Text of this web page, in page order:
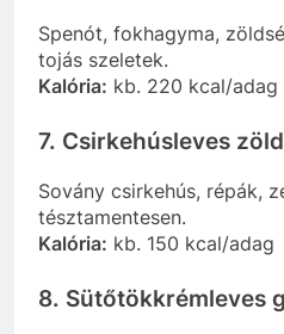
Spenót, fokhagyma,
tojás szeletek.
Kalória: kb. 220 kcal/adag
7. Csirkehúsleves
Sovány csirkehús, répák,
tésztamentesen.
Kalória: kb. 150 kcal/adag
8. Sütőtökkrémleves